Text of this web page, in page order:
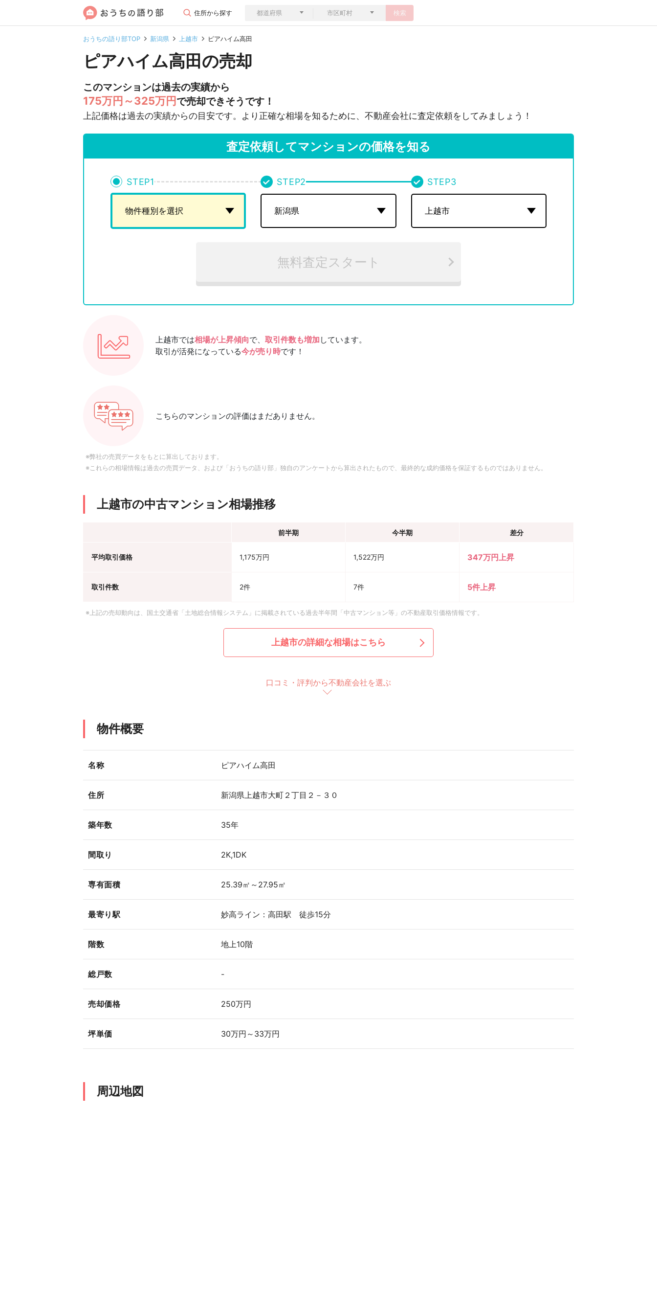
住所から探す 検索
おうちの語り部TOP 新潟県 上越市 ピアハイム高田
ピアハイム高田の売却
このマンションは過去の実績から
175万円～325万円 で売却できそうです！
上記価格は過去の実績からの目安です。より正確な相場を知るために、不動産会社に査定依頼をしてみましょう！
査定依頼してマンションの価格を知る
STEP1 STEP2 STEP3
無料査定スタート
上越市では相場が上昇傾向で、 取引件数も増加 しています。
取引が活発になっている今が売り時です！
こちらのマンションの評価はまだありません。
※弊社の売買データをもとに算出しております。
※これらの相場情報は過去の売買データ、および「おうちの語り部」独自のアンケートから算出されたもので、最終的な成約価格を保証するものではありません。
上越市の中古マンション相場推移
前半期 今半期 差分
平均取引価格 1,175万円 1,522万円 347万円上昇
取引件数 2件 7件 5件上昇
※上記の売却動向は、国土交通省「土地総合情報システム」に掲載されている過去半年間「中古マンション等」の不動産取引価格情報です。
上越市の詳細な相場はこちら
口コミ・評判から不動産会社を選ぶ
物件概要
名称 ピアハイム高田
住所 新潟県上越市大町２丁目２－３０
築年数 35年
間取り 2K,1DK
専有面積 25.39㎡～27.95㎡
最寄り駅 妙高ライン：高田駅 徒歩15分
階数 地上10階
総戸数 -
売却価格 250万円
坪単価 30万円～33万円
周辺地図